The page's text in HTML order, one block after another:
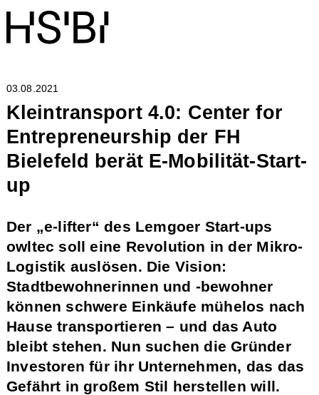
03.08.2021
Kleintransport 4.0: Center for
Entrepreneurship der FH
Bielefeld berät E-Mobilität-Start-
up
Der „e-lifter“ des Lemgoer Start-ups
owltec soll eine Revolution in der Mikro-
Logistik auslösen. Die Vision:
Stadtbewohnerinnen und -bewohner
können schwere Einkäufe mühelos nach
Hause transportieren – und das Auto
bleibt stehen. Nun suchen die Gründer
Investoren für ihr Unternehmen, das das
Gefährt in großem Stil herstellen will.